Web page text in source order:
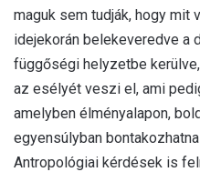
maguk sem tudják, hogy mit
idejekorán belekeveredve a
függőségi helyzetbe
az esélyét veszi el, ami
amelyben élményalapon,
egyensúlyban
Antropológiai kérdések is